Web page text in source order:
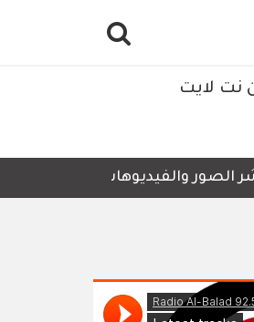
نت لايت
والفيديوهات التي لا تحتوي